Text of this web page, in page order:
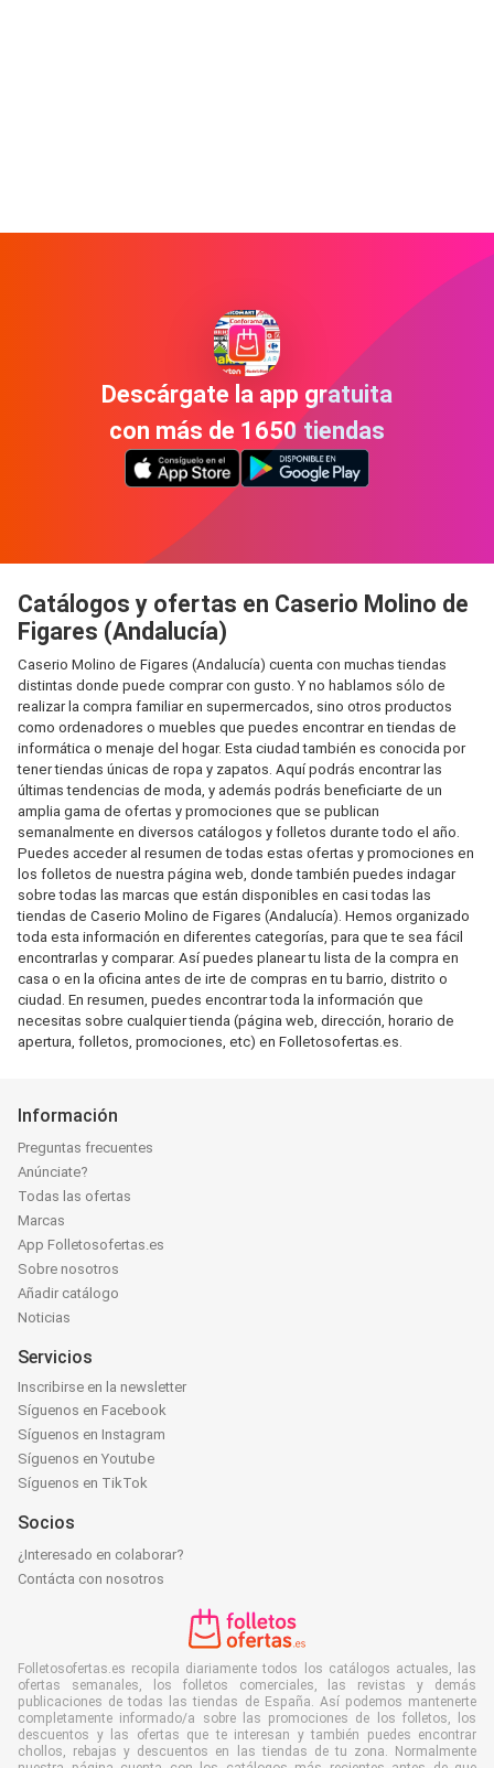
Descárgate la app gratuita
con más de 1650 tiendas
Catálogos y ofertas en Caserio Molino de
Figares (Andalucía)
Caserio Molino de Figares (Andalucía) cuenta con muchas tiendas
distintas donde puede comprar con gusto. Y no hablamos sólo de
realizar la compra familiar en supermercados, sino otros productos
como ordenadores o muebles que puedes encontrar en tiendas de
informática o menaje del hogar. Esta ciudad también es conocida por
tener tiendas únicas de ropa y zapatos. Aquí podrás encontrar las
últimas tendencias de moda, y además podrás beneficiarte de un
amplia gama de ofertas y promociones que se publican
semanalmente en diversos catálogos y folletos durante todo el año.
Puedes acceder al resumen de todas estas ofertas y promociones en
los folletos de nuestra página web, donde también puedes indagar
sobre todas las marcas que están disponibles en casi todas las
tiendas de Caserio Molino de Figares (Andalucía). Hemos organizado
toda esta información en diferentes categorías, para que te sea fácil
encontrarlas y comparar. Así puedes planear tu lista de la compra en
casa o en la oficina antes de irte de compras en tu barrio, distrito o
ciudad. En resumen, puedes encontrar toda la información que
necesitas sobre cualquier tienda (página web, dirección, horario de
apertura, folletos, promociones, etc) en Folletosofertas.es.
Información
Preguntas frecuentes
Anúnciate?
Todas las ofertas
Marcas
App Folletosofertas.es
Sobre nosotros
Añadir catálogo
Noticias
Servicios
Inscribirse en la newsletter
Síguenos en Facebook
Síguenos en Instagram
Síguenos en Youtube
Síguenos en TikTok
Socios
¿Interesado en colaborar?
Contácta con nosotros
Folletosofertas.es recopila diariamente todos los catálogos actuales, las
ofertas semanales, los folletos comerciales, las revistas y demás
publicaciones de todas las tiendas de España. Así podemos mantenerte
completamente informado/a sobre las promociones de los folletos, los
descuentos y las ofertas que te interesan y también puedes encontrar
chollos, rebajas y descuentos en las tiendas de tu zona. Normalmente